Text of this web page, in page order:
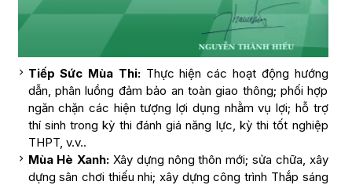
Tiếp Sức Mùa Thi: Thực hiện các hoạt động hướng
dẫn, phân luồng đảm bảo an toàn giao thông; phối hợp
ngăn chặn các hiện tượng lợi dụng nhằm vụ lợi; hỗ trợ
thí sinh trong kỳ thi đánh giá năng lực, kỳ thi tốt nghiệp
THPT, v.v..
Mùa Hè Xanh: Xây dựng nông thôn mới; sửa chữa, xây
dựng sân chơi thiếu nhi; xây dựng công trình Thắp sáng